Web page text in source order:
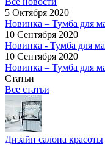
5 Октября 2020
Новинка – Тумба для
10 Сентября 2020
Новинка - Тумба для
10 Сентября 2020
Новинка – Тумба для
Статьи
Все статьи
Дизайн салона красоты